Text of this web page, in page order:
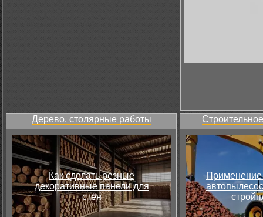
Дерево, столярные работы
Как сделать резные
декоративные панели для
стен
Применение